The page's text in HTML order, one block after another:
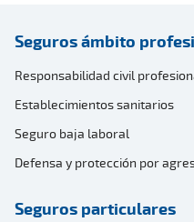
Seguros ámbito
Responsabilidad civil
Establecimientos sanitarios
Seguro baja laboral
Defensa y protección por
Seguros particulares